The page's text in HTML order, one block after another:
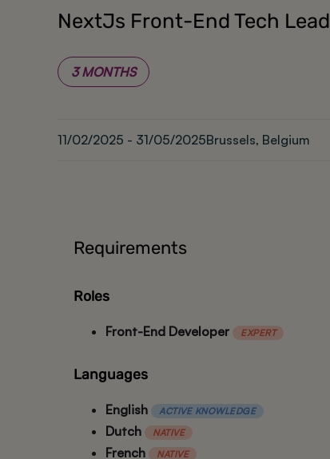
NextJs Front-End Tech Lead
3 MONTHS
11/02/2025 - 31/05/2025Brussels, Belgium
Requirements
Roles
Front-End Developer EXPERT
Languages
English ACTIVE KNOWLEDGE
Dutch NATIVE
French NATIVE